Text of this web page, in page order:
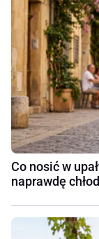
Co nosić w
naprawdę